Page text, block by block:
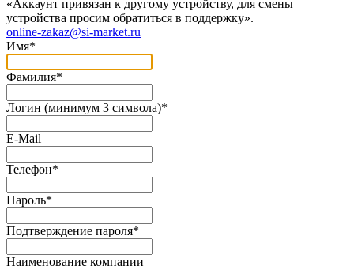
«Аккаунт привязан к другому устройству, для смены
устройства просим обратиться в поддержку».
online-zakaz@si-market.ru
Имя*
Фамилия*
Логин (минимум 3 символа)*
E-Mail
Телефон*
Пароль*
Подтверждение пароля*
Наименование компании